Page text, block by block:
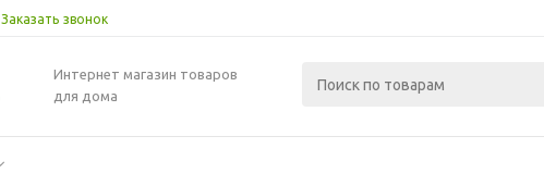
Заказать звонок
Интернет магазин товаров
для дома